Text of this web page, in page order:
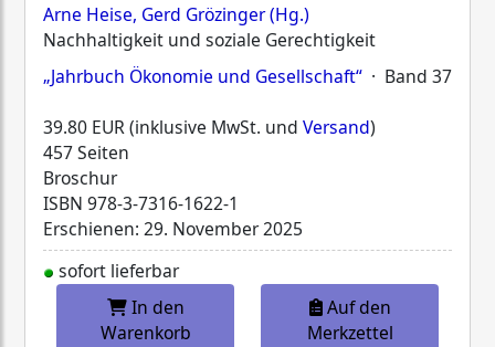
Arne Heise, Gerd Grözinger (Hg.)
Nachhaltigkeit und soziale Gerechtigkeit
„Jahrbuch Ökonomie und Gesellschaft“ · Band 37
39.80 EUR (inklusive MwSt. und Versand)
457 Seiten
Broschur
ISBN 978-3-7316-1622-1
Erschienen: 29. November 2025
sofort lieferbar
In den
Warenkorb
Auf den
Merkzettel